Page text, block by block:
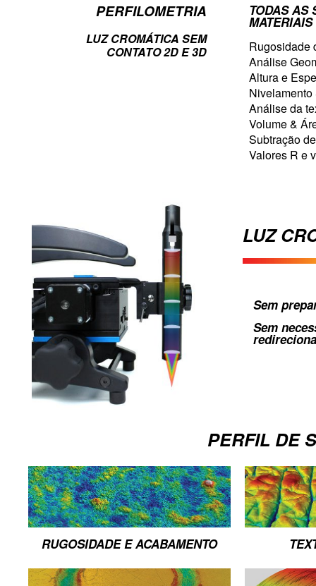
PERFILOMETRIA
LUZ CROMÁTICA SEM
CONTATO 2D E 3D
TODAS AS
MATERIAIS
Rugosidade
Análise
Altura e
Análise da
Volume &
Subtração
Valores R e
LUZ
Sem
Sem
PERFIL DE
RUGOSIDADE E ACABAMENTO